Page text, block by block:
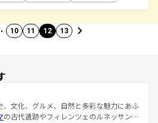
10 11 12 13
、文化、グルメ、自然と多彩な魅力にあふ
の古代遺跡やフィレンツェのルネッサンス